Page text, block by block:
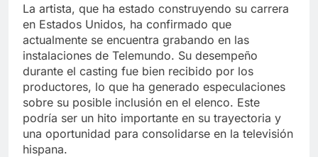
La artista, que ha estado construyendo su carrera
en Estados Unidos, ha confirmado que
actualmente se encuentra grabando en las
instalaciones de Telemundo. Su desempeño
durante el casting fue bien recibido por los
productores, lo que ha generado especulaciones
sobre su posible inclusión en el elenco. Este
podría ser un hito importante en su trayectoria y
una oportunidad para consolidarse en la televisión
hispana.